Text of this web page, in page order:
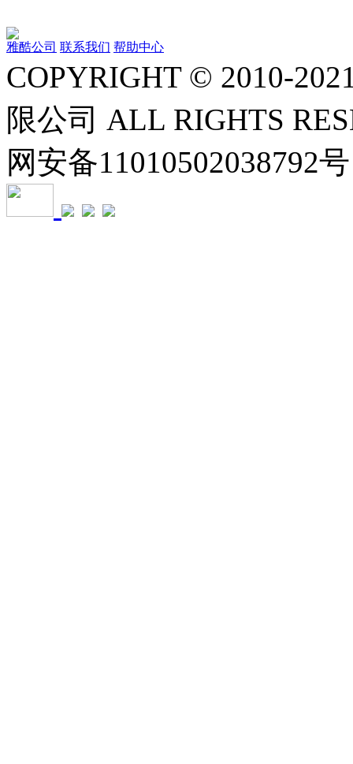
雅酷公司 联系我们 帮助中心
COPYRIGHT © 2010-
限公司 ALL RIGHTS
网安备11010502038792号